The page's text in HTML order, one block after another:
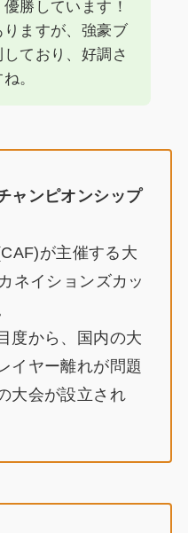
勝しています！
ますが、強豪ブ
ており、好調さ
。
ャンピオンシップ
が主催する大
ネイションズカッ
度から、国内の大
イヤー離れが問題
大会が設立され